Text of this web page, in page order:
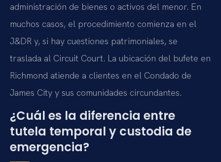
administración de bienes o activos del menor. En
muchos casos, el procedimiento comienza en el
J&DR y, si hay cuestiones patrimoniales, se
traslada al Circuit Court. La ubicación del bufete en
Richmond atiende a clientes en el Condado de
James City y sus comunidades circundantes.
¿Cuál es la diferencia entre
tutela temporal y custodia de
emergencia?